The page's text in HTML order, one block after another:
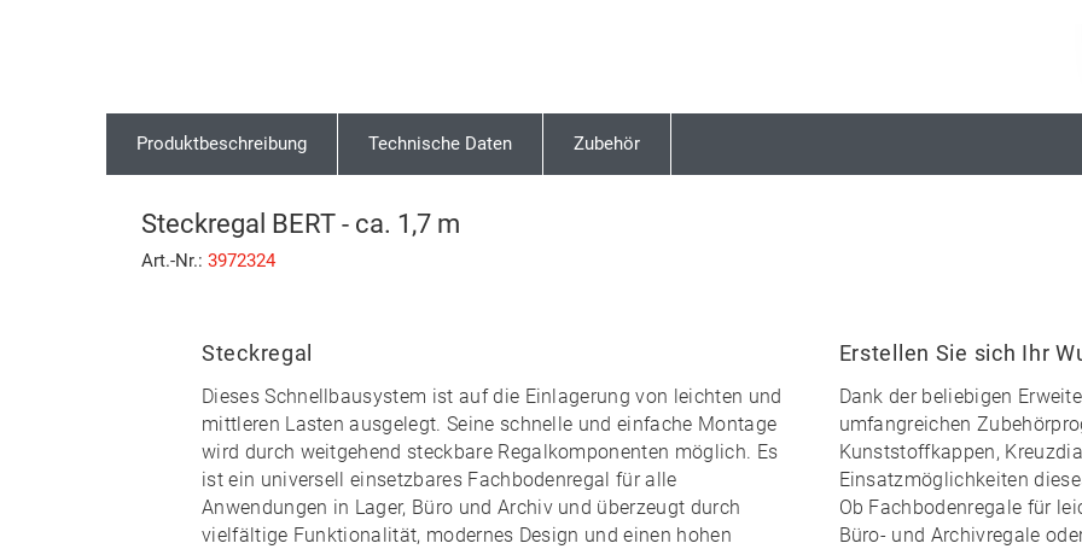
Produktbeschreibung Technische Daten Zubehör
Steckregal BERT - ca. 1,7 m
Art.-Nr.: 3972324
Steckregal
Dieses Schnellbausystem ist auf die Einlagerung von leichten und
mittleren Lasten ausgelegt. Seine schnelle und einfache Montage
wird durch weitgehend steckbareRegalkomponenten möglich. Es
ist ein universell einsetzbares Fachbodenregal für alle
Anwendungen in Lager, Büro und Archiv und überzeugt durch
vielfältige Funktionalität, modernes Design und einen hohen
Erstellen Sie sich Ihr
Dank der beliebigen
umfangreichen
Kunststoffkappen,
Einsatzmöglichkeiten
Ob Fachbodenregale für
Büro- und Archivregale